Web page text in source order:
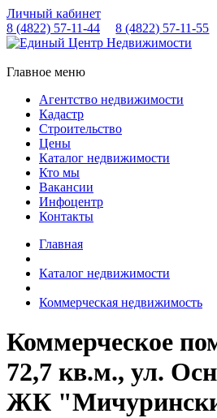
Личный кабинет
8 (4822) 57-11-44 8 (4822) 57-11-55
Главное меню
Агентство недвижимости
Кадастр
Строительство
Цены
Каталог недвижимости
Кто мы
Вакансии
Инфоцентр
Контакты
Главная
Каталог недвижимости
Коммерческая недвижимость
Коммерческое
72,7 кв.м., ул.
ЖК